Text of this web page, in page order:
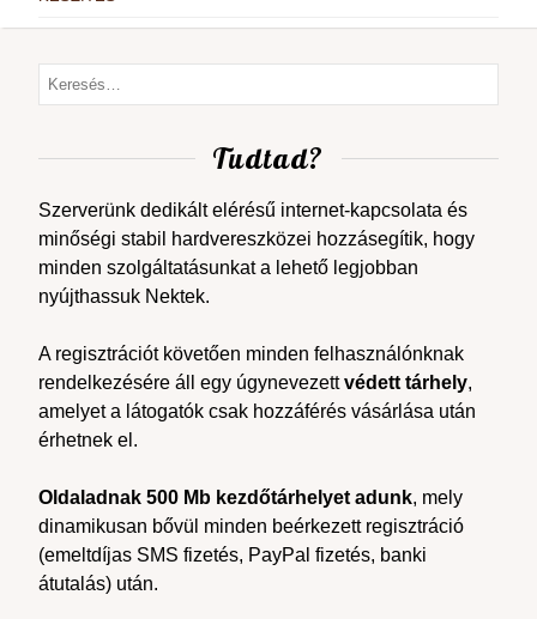
Tudtad?
Szerverünk dedikált elérésű internet-kapcsolata és
minőségi stabil hardvereszközei hozzásegítik, hogy
minden szolgáltatásunkat a lehető legjobban
nyújthassuk Nektek.
A regisztrációt követően minden felhasználónknak
rendelkezésére áll egy úgynevezettvédett tárhely,
amelyet a látogatók csak hozzáférés vásárlása után
érhetnek el.
Oldaladnak 500 Mb kezdőtárhelyet adunk, mely
dinamikusan bővül minden beérkezett regisztráció
(emeltdíjas SMS fizetés, PayPal fizetés, banki
átutalás) után.